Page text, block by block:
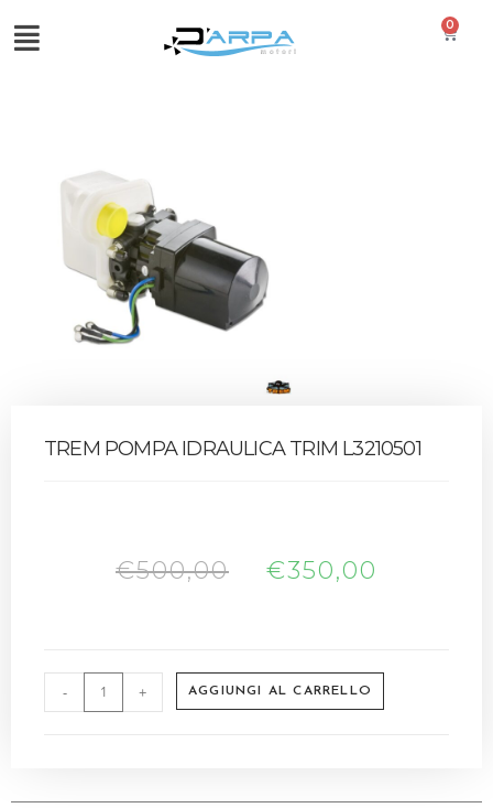
0
TREM POMPA IDRAULICA TRIM L3210501
€500,00 €350,00
- + AGGIUNGI AL CARRELLO